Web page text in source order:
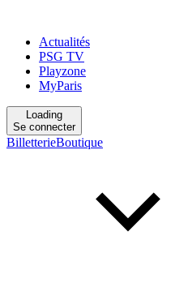
Actualités
PSG TV
Playzone
MyParis
Loading
Se connecter
BilletterieBoutique